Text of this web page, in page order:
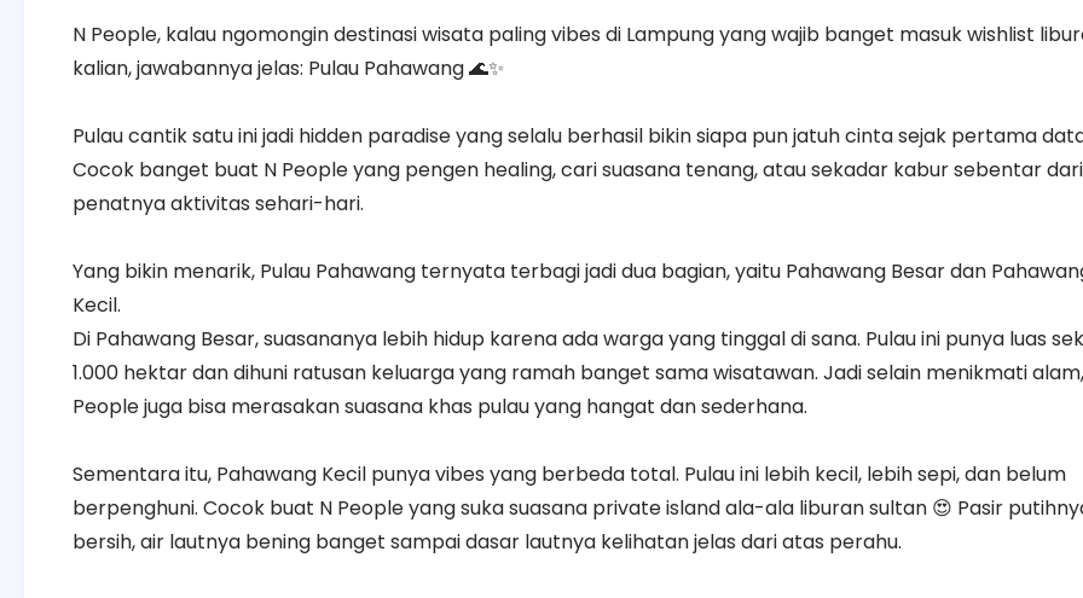
N People, kalau ngomongin destinasi wisata paling vibes di Lampung yang wajib banget masuk wishlist
kalian, jawabannya jelas: Pulau Pahawang 🌊✨
Pulau cantik satu ini jadi hidden paradise yang selalu berhasil bikin siapa pun jatuh cinta sejak pertama
Cocok banget buat N People yang pengen healing, cari suasana tenang, atau sekadar kabur sebentar dari
penatnya aktivitas sehari-hari.
Yang bikin menarik, Pulau Pahawang ternyata terbagi jadi dua bagian, yaitu Pahawang Besar dan
Kecil.
Di Pahawang Besar, suasananya lebih hidup karena ada warga yang tinggal di sana. Pulau ini punya luas
1.000 hektar dan dihuni ratusan keluarga yang ramah banget sama wisatawan. Jadi selain menikmati
People juga bisa merasakan suasana khas pulau yang hangat dan sederhana.
Sementara itu, Pahawang Kecil punya vibes yang berbeda total. Pulau ini lebih kecil, lebih sepi, dan belum
berpenghuni. Cocok buat N People yang suka suasana private island ala-ala liburan sultan 😍 Pasir
bersih, air lautnya bening banget sampai dasar lautnya kelihatan jelas dari atas perahu.